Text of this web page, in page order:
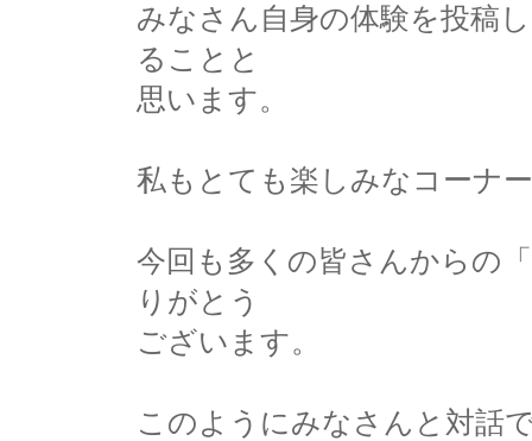
みなさん自身の体験を投稿
ることと
思います。
私もとても楽しみなコーナ
今回も多くの皆さんからの
りがとう
ございます。
このようにみなさんと対話